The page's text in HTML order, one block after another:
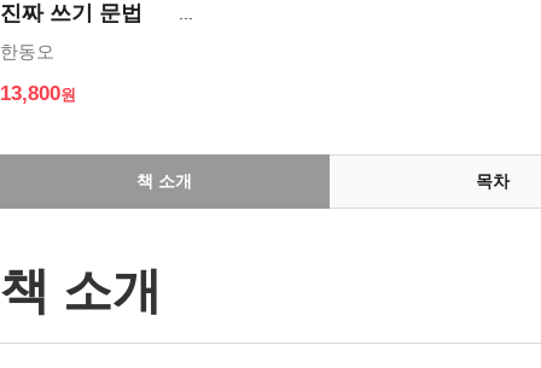
진짜 쓰기 문법
BASIC 2
한동오
13,800
책 소개 목차
책 소개